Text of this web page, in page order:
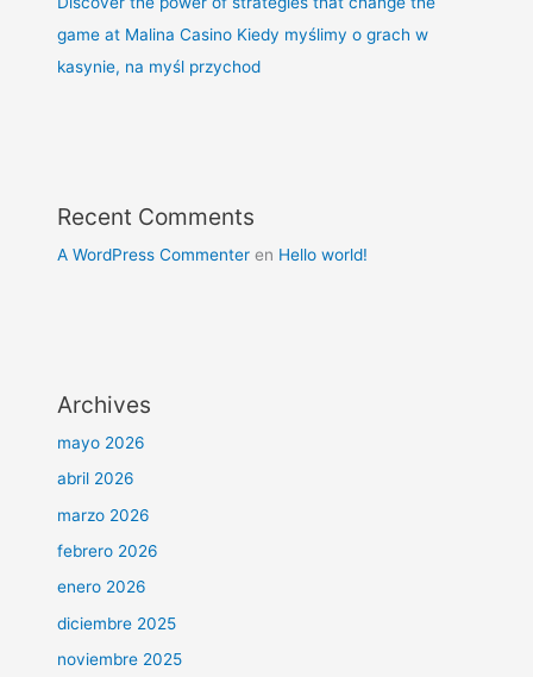
game at Malina Casino Kiedy myślimy o grach w
kasynie, na myśl przychod
Recent Comments
A WordPress Commenter en Hello world!
Archives
mayo 2026
abril 2026
marzo 2026
febrero 2026
enero 2026
diciembre 2025
noviembre 2025